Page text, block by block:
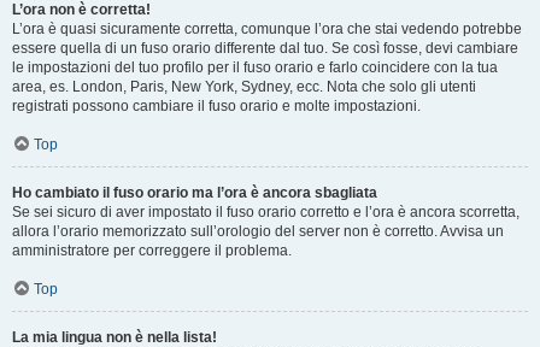
L’ora non è corretta!
L’ora è quasi sicuramente corretta, comunque l’ora che stai vedendo potrebbe
essere quella di un fuso orario differente dal tuo. Se così fosse, devi cambiare
le impostazioni del tuo profilo per il fuso orario e farlo coincidere con la tua
area, es. London, Paris, New York, Sydney, ecc. Nota che solo gli utenti
registrati possono cambiare il fuso orario e molte impostazioni.
Top
Ho cambiato il fuso orario ma l’ora è ancora sbagliata
Se sei sicuro di aver impostato il fuso orario corretto e l’ora è ancora scorretta,
allora l’orario memorizzato sull’orologio del server non è corretto. Avvisa un
amministratore per correggere il problema.
Top
La mia lingua non è nella lista!